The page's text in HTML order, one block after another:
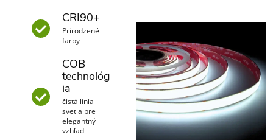
CRI90+
Prirodzené
farby
COB
technológ
ia
čistá línia
svetla pre
elegantný
vzhľad